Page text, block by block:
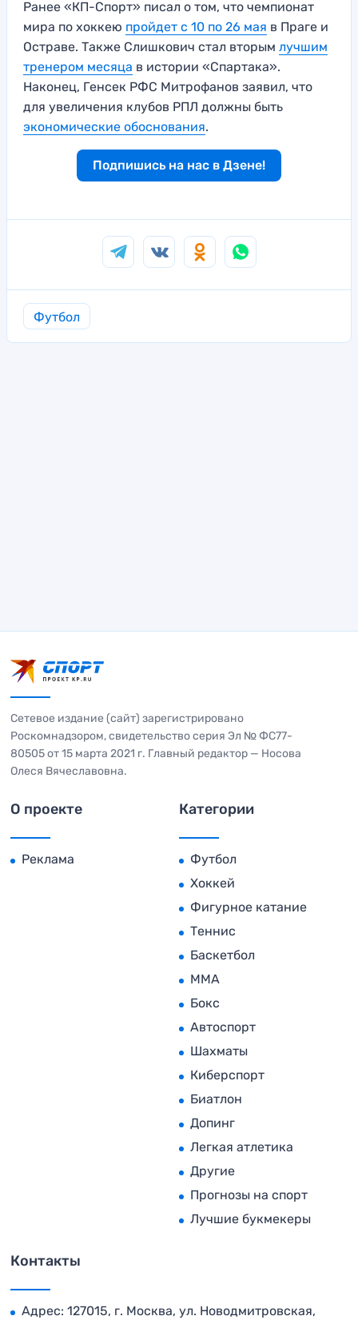
Ранее «КП-Спорт» писал о том, что чемпионат
мира по хоккею пройдет с 10 по 26 мая в Праге и
Остраве. Также Слишкович стал вторым лучшим
тренером месяца в истории «Спартака».
Наконец, Генсек РФС Митрофанов заявил, что
для увеличения клубов РПЛ должны быть
экономические обоснования.
Подпишись на нас в Дзене!
Футбол
Сетевое издание (сайт) зарегистрировано
Роскомнадзором, свидетельство серия Эл № ФС77-
80505 от 15 марта 2021 г. Главный редактор — Носова
Олеся Вячеславовна.
О проекте
Реклама
Категории
Футбол
Хоккей
Фигурное катание
Теннис
Баскетбол
MMA
Бокс
Автоспорт
Шахматы
Киберспорт
Биатлон
Допинг
Легкая атлетика
Другие
Прогнозы на спорт
Лучшие букмекеры
Контакты
Адрес: 127015, г. Москва, ул. Новодмитровская,